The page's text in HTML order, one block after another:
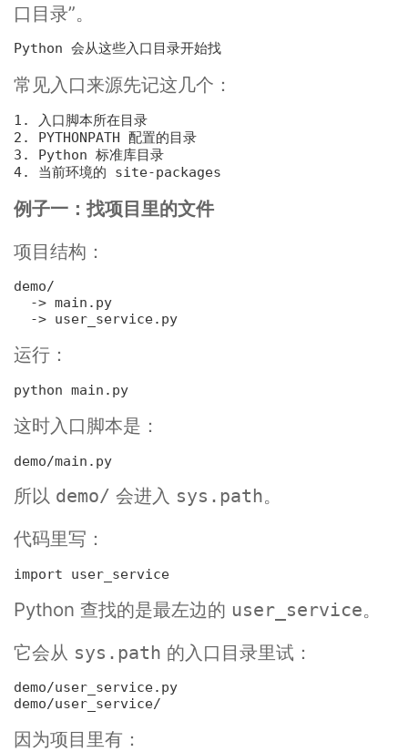
口目录”。
常见入口来源先记这几个：
1. 入口脚本所在目录
2. PYTHONPATH 配置的目录
3. Python 标准库目录
4. 当前环境的 site-packages
例子一：找项目里的文件
项目结构：
demo/
-> main.py
-> user_service.py
运行：
python main .py
这时入口脚本是：
所以 demo/ 会进入 sys.path。
代码里写：
import user_service
Python 查找的是最左边的 user_service。
它会从 sys.path 的入口目录里试：
demo/user_service.py
因为项目里有：